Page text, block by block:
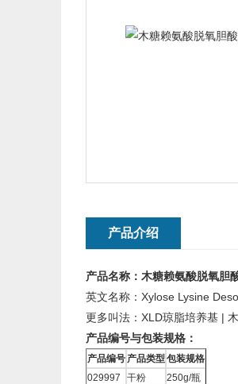
产品介绍
产品名称： 木糖赖氨酸脱氧胆
英文名称：Xylose Lysine
更多叫法：XLD琼脂培养基 |
产品编号与包装规格：
产品编号 产品类型包装规格
029997
干粉 250g/瓶